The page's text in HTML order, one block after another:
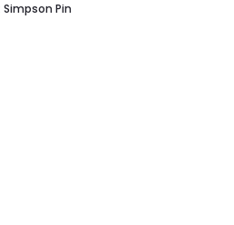
Simpson Pin